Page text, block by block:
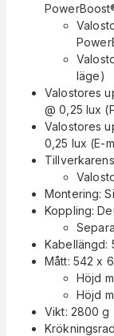
läge)
Valostores
@ 0,25 lux
Valostores
0,25 lux (E-
Montering:
Koppling:
Kabellängd:
Mått: 542 x
Höjd
Höjd
Vikt: 2800 g